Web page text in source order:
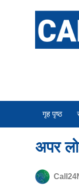
गृह पृष्ठ
अपर